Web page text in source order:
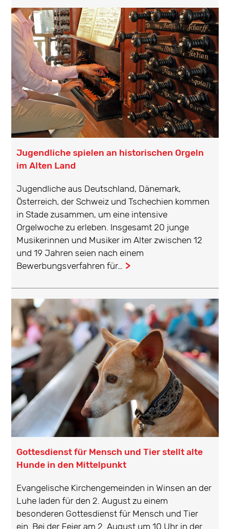
Jugendliche spielen an historischen Orgeln
im Alten Land
Jugendliche aus Deutschland, Dänemark,
Österreich, der Schweiz und Tschechien kommen
in Stade zusammen, um eine intensive
Orgelwoche zu erleben. Insgesamt 20 junge
Musikerinnen und Musiker im Alter zwischen 12
und 19 Jahren seien nach einem
Bewerbungsverfahren für… ...
Gottesdienst für Mensch und Tier stellt alte
Hunde in den Mittelpunkt
Evangelische Kirchengemeinden in Winsen an der
Luhe laden für den 2. August zu einem
besonderen Gottesdienst für Mensch und Tier
ein. Bei der Feier am 2. August um 10 Uhr in der